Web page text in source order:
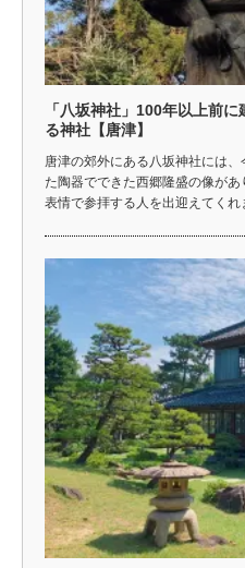
「八坂神社」100年以上前
る神社【唐津】
唐津の郊外にある八坂神社には
た陶器でできた西郷隆盛の像が
表情で参拝する人を出迎えてくれ